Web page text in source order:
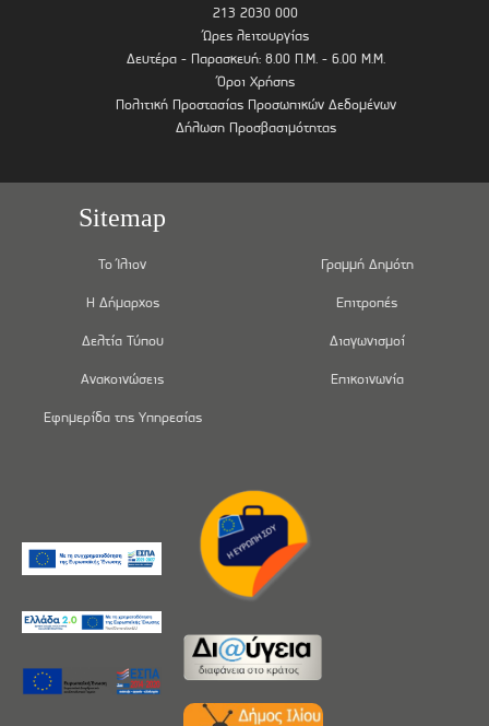
213 2030 000
Ώρες λειτουργίας
Δευτέρα - Παρασκευή: 8.00 Π.Μ. - 6.00 Μ.Μ.
Όροι Χρήσης
Πολιτική Προστασίας Προσωπικών Δεδομένων
Δήλωση Προσβασιμότητας
Sitemap
Το Ίλιον
Η Δήμαρχος
Δελτία Τύπου
Ανακοινώσεις
Εφημερίδα της Υπηρεσίας
Γραμμή Δημότη
Επιτροπές
Διαγωνισμοί
Επικοινωνία